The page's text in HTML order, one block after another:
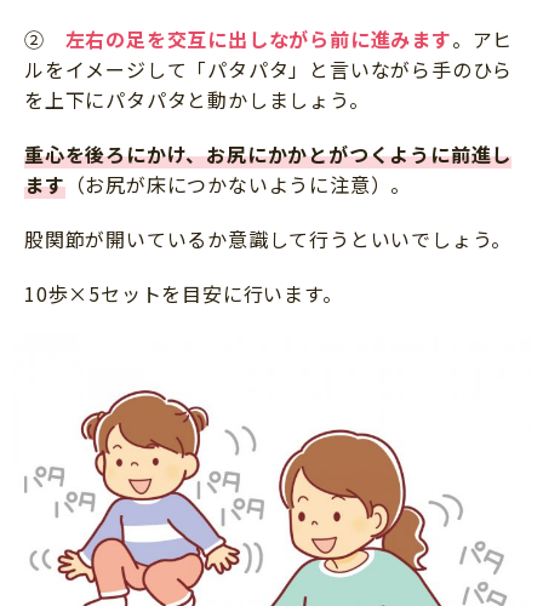
② 左右の足を交互に出しながら前に進みます。アヒ
ルをイメージして「パタパタ」と言いながら手のひら
を上下にパタパタと動かしましょう。
重心を後ろにかけ、お尻にかかとがつくように前進し
ます（お尻が床につかないように注意）。
股関節が開いているか意識して行うといいでしょう。
10歩×5セットを目安に行います。